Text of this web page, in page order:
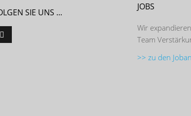
SIE UNS ...
JOBS
Wir
Team
>> zu den